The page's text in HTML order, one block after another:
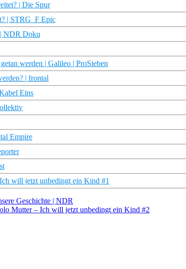
| Die Spur
| STRG_F Epic
| NDR Doku
werden | Galileo | ProSieben
| frontal
Eins
Empire
will jetzt unbedingt ein Kind #1
Geschichte | NDR
Mutter – Ich will jetzt unbedingt ein Kind #2